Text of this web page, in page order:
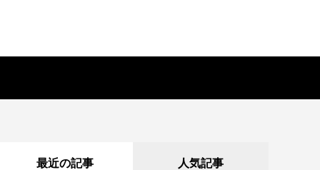
最近の記事 人気記事